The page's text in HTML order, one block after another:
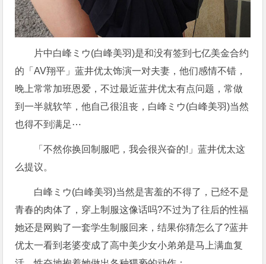
片中白峰ミウ(白峰美羽)是和没有签到七亿美金合约
的「AV翔平」蓝井优太饰演一对夫妻，他们感情不错，
晚上常常加班恩爱，不过最近蓝井优太有点问题，常做
到一半就软竿，他自己很沮丧，白峰ミウ(白峰美羽)当然
也得不到满足⋯
「不然你换回制服吧，我会很兴奋的!」蓝井优太这
么提议。
白峰ミウ(白峰美羽)当然是害羞的不得了，已经不是
青春的肉体了，穿上制服这像话吗?不过为了往后的性福
她还是网购了一套学生制服回来，结果你猜怎么了?蓝井
优太一看到老婆变成了高中美少女小弟弟是马上满血复